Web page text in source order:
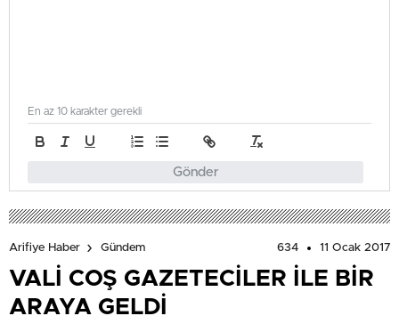
Gönder
En az 10 karakter gerekli
Arifiye Haber Gündem 634 11 Ocak 2017
VALİ COŞ GAZETECİLER İLE BİR
ARAYA GELDİ